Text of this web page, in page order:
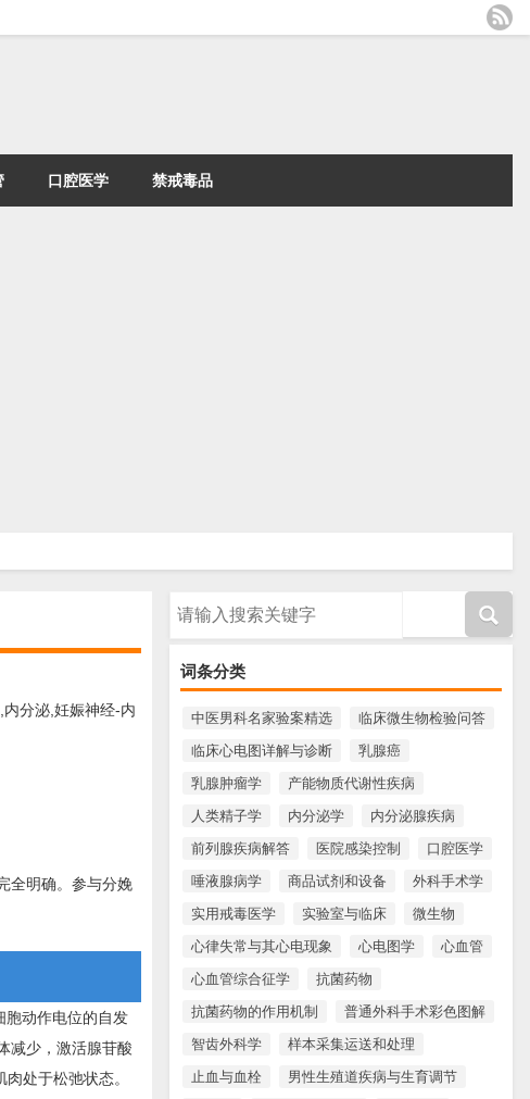
口腔医学 禁戒毒品
词条分类
中医男科名家验案精选
临床微生物检验问答
临床心电图详解与诊断
乳腺癌
乳腺肿瘤学
产能物质代谢性疾病
人类精子学
内分泌学
内分泌腺疾病
前列腺疾病解答
医院感染控制
口腔医学
唾液腺病学
商品试剂和设备
外科手术学
实用戒毒医学
实验室与临床
微生物
心律失常与其心电现象
心电图学
心血管
心血管综合征学
抗菌药物
抗菌药物的作用机制
普通外科手术彩色图解
智齿外科学
样本采集运送和处理
止血与血栓
男性生殖道疾病与生育调节
分泌,妊娠神经-内
全明确。参与分娩
胞动作电位的自发
减少，激活腺苷酸
处于松弛状态。